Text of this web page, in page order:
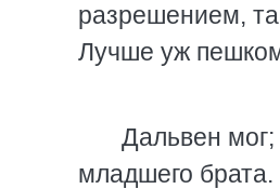
разрешением,
Лучше уж
Дальвен мог;
младшего